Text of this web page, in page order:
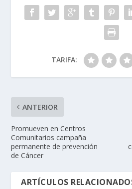
TARIFA:
ANTERIOR
Promueven en Centros
Comunitarios campaña
permanente de prevención
de Cáncer
ARTÍCULOS